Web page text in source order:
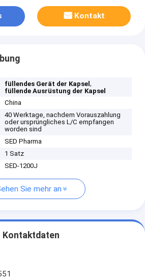
Kontakt
füllendes Gerät der Kapsel,
füllende Ausrüstung der Kapsel
China
40 Werktage, nachdem Vorauszahlung
oder ursprüngliches L/C empfangen
worden sind
SED Pharma
1 Satz
SED-1200J
Sie mehr an
Kontaktdaten